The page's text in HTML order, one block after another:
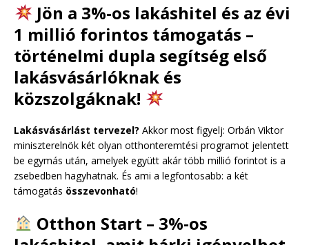
Jön a 3%-os lakáshitel és az évi
1 millió forintos támogatás –
történelmi dupla segítség első
lakásvásárlóknak és
közszolgáknak!
Lakásvásárlást tervezel? Akkor most figyelj: Orbán Viktor
miniszterelnök két olyan otthonteremtési programot jelentett
be egymás után, amelyek együtt akár több millió forintot is a
zsebedben hagyhatnak. És ami a legfontosabb: a két
támogatás összevonható!
Otthon Start – 3%-os